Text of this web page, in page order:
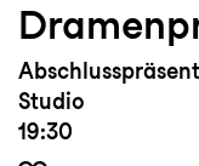
Studio
19:30